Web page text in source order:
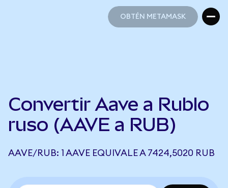
OBTÉN METAMASK
Convertir Aave a Rublo
ruso (AAVE a RUB)
AAVE/RUB: 1 AAVE EQUIVALE A 7424,5020 RUB